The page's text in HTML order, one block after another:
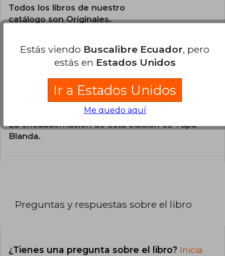
Todos los libros de nuestro
catálogo son Originales.
¿En qué Idioma está escrito el
¿Cuál es la encuadernación de este libro?
La encuadernación de esta edición es Tapa
Blanda.
Preguntas y respuestas sobre el libro
¿Tienes una pregunta sobre el libro? Inicia
Estás viendo Buscalibre Ecuador, pero
estás en Estados Unidos
Ir a Estados Unidos
Me quedo aquí